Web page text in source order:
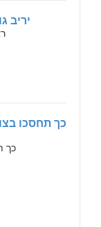
יריב
כך תחסכו
כך